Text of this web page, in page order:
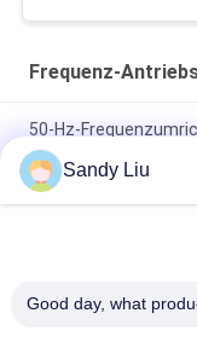
Frequenz-
50-Hz-
Frequenzumrichter
AC-
Wechselrichter
Sandy Liu
Good day, what